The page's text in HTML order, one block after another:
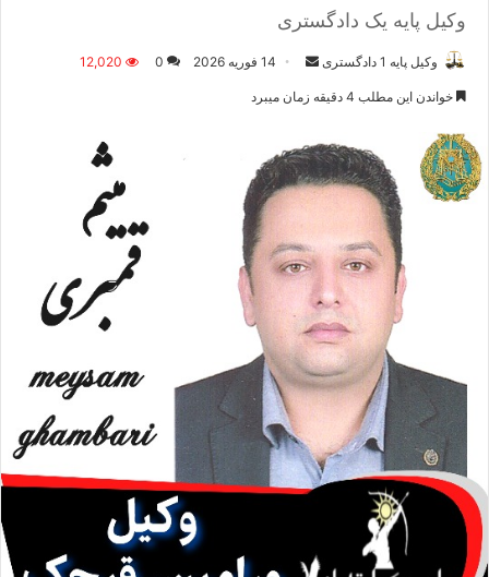
وکیل پایه یک دادگستری
وکیل پایه 1 دادگستری
ل
ا
م
ی
14 فوریه 2026 0
12,020
خواندن این مطلب 4 دقیقه زمان میبرد